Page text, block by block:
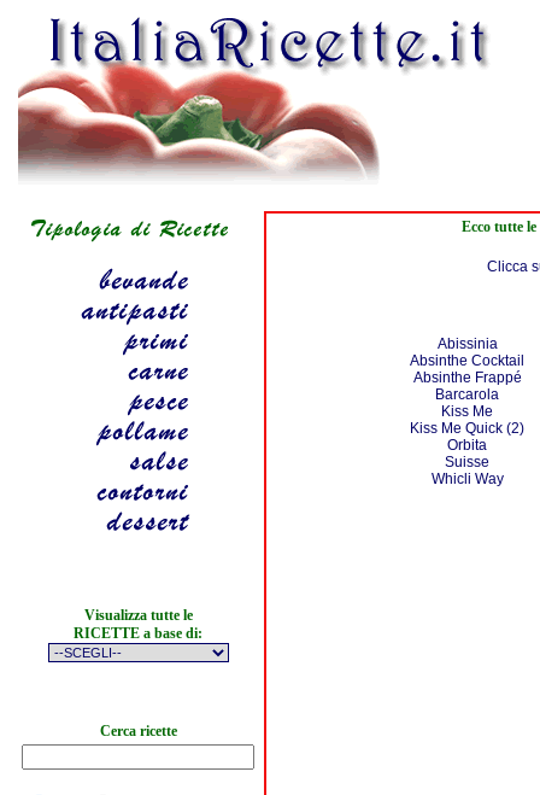
Visualizza tutte le
RICETTE a base di:
Cerca ricette
Ecco tutte
Clicca
Abissinia
Absinthe Cocktail
Absinthe Frappé
Barcarola
Kiss Me
Kiss Me Quick (2)
Orbita
Suisse
Whicli Way